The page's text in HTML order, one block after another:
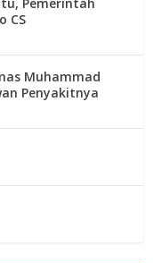
CS
Muhammad
Penyakitnya